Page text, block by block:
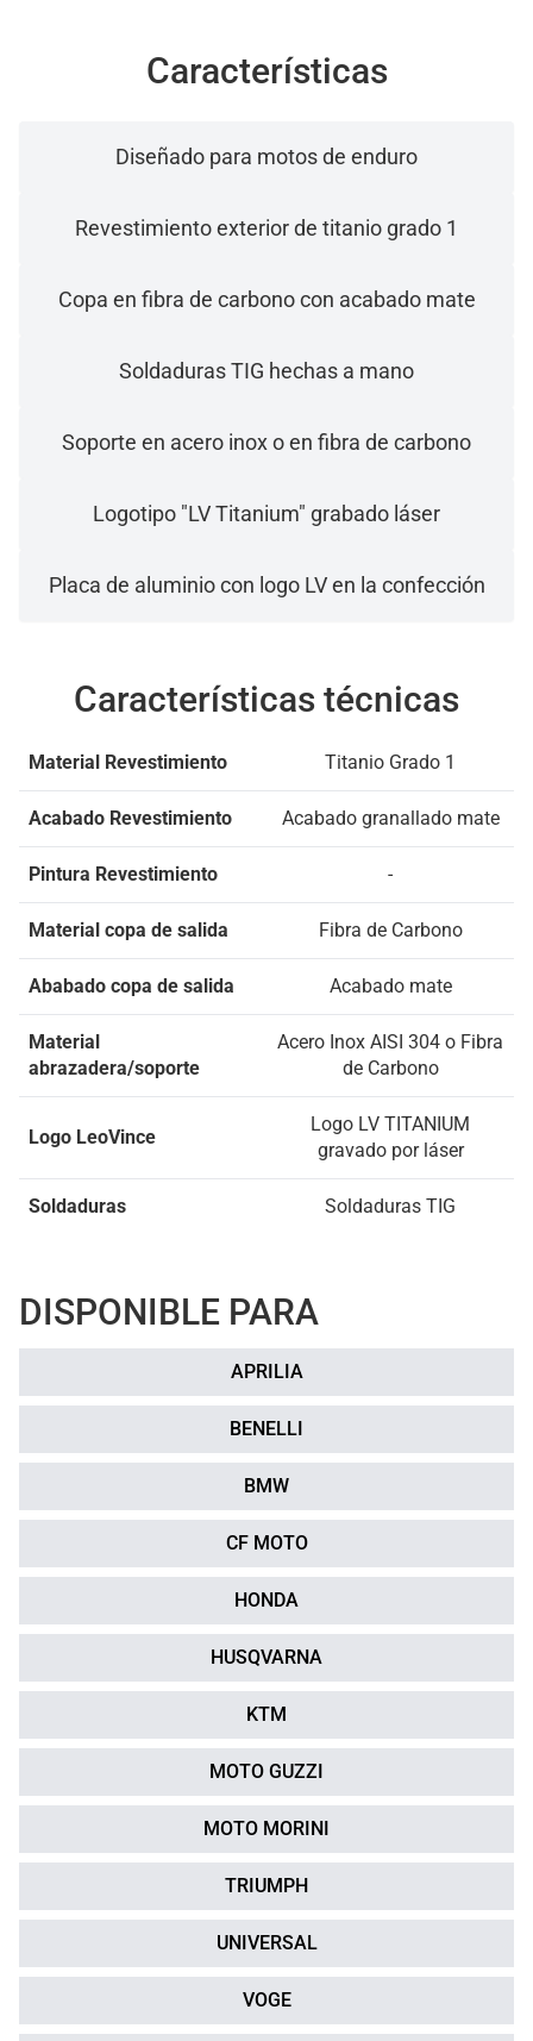
Características
Diseñado para motos de enduro
Revestimiento exterior de titanio grado 1
Copa en fibra de carbono con acabado mate
Soldaduras TIG hechas a mano
Soporte en acero inox o en fibra de carbono
Logotipo "LV Titanium" grabado láser
Placa de aluminio con logo LV en la confección
Características técnicas
Material Revestimiento Titanio Grado 1
Acabado Revestimiento Acabado granallado mate
Pintura Revestimiento -
Material copa de salida Fibra de Carbono
Ababado copa de salida Acabado mate
Material
abrazadera/soporte
Acero Inox AISI 304 o Fibra
de Carbono
Logo LeoVince
Logo LV TITANIUM
gravado por láser
Soldaduras Soldaduras TIG
DISPONIBLE PARA
APRILIA
BENELLI
BMW
CF MOTO
HONDA
HUSQVARNA
KTM
MOTO GUZZI
MOTO MORINI
TRIUMPH
UNIVERSAL
VOGE